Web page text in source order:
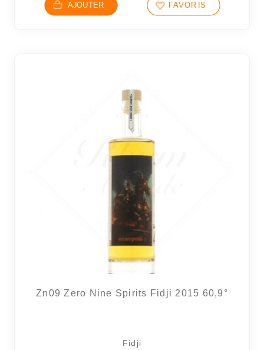
AJOUTER FAVORIS
Zn09 Zero Nine Spirits Fidji 2015 60,9°
Fidji